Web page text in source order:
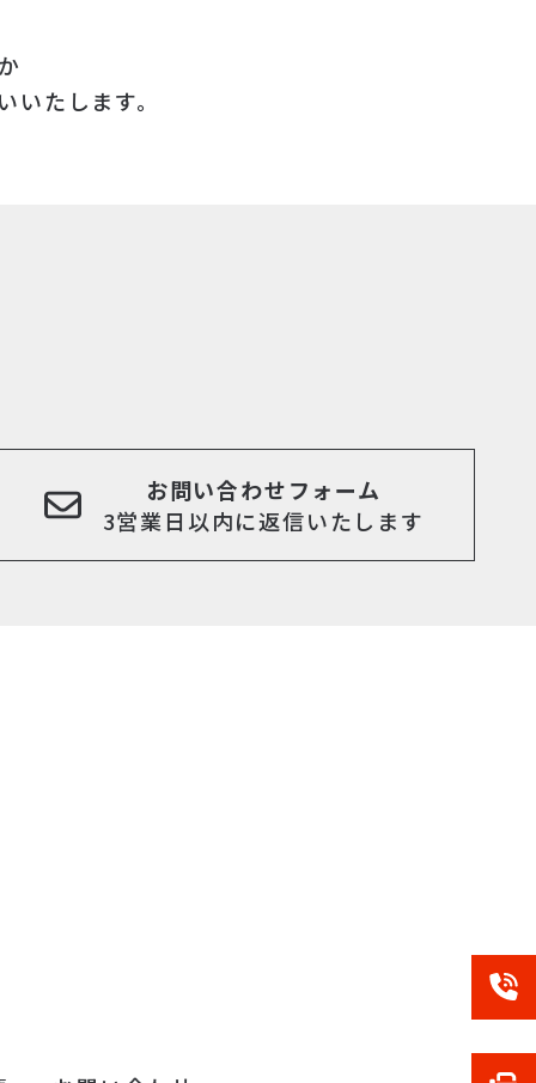
たします。
お問い合わせフォーム
3営業日以内に返信いたします